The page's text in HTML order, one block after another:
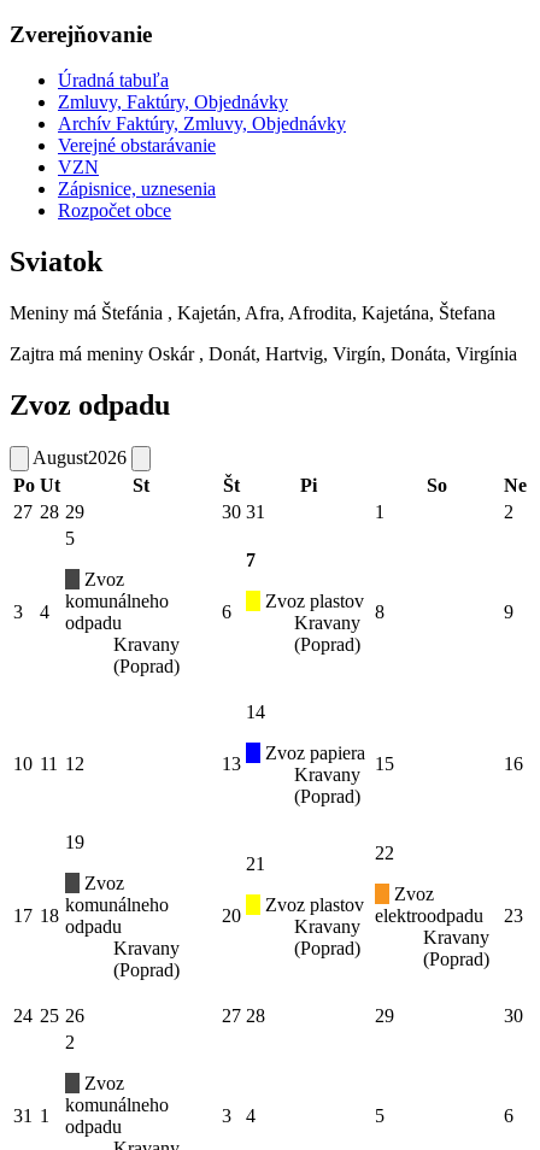
Zverejňovanie
Úradná tabuľa
Zmluvy, Faktúry, Objednávky
Archív Faktúry, Zmluvy, Objednávky
Verejné obstarávanie
VZN
Zápisnice, uznesenia
Rozpočet obce
Sviatok
Meniny má Štefánia , Kajetán, Afra, Afrodita, Kajetána, Štefana
Zajtra má meniny Oskár , Donát, Hartvig, Virgín, Donáta, Virgínia
Zvoz odpadu
August2026
Po Ut St Št Pi So
Ne
27 28 29 30 31 1 2
3 4
5
Zvoz
komunálneho
odpadu
Kravany
(Poprad)
6
7
Zvoz plastov
Kravany
(Poprad)
8 9
10 11 12 13
14
Zvoz papiera
Kravany
(Poprad)
15 16
17 18
19
Zvoz
komunálneho
odpadu
Kravany
(Poprad)
20
21
Zvoz plastov
Kravany
(Poprad)
22
Zvoz
elektroodpadu
Kravany
(Poprad)
23
24 25 26 27 28 29 30
31 1
2
Zvoz
komunálneho
odpadu
3 4 5 6